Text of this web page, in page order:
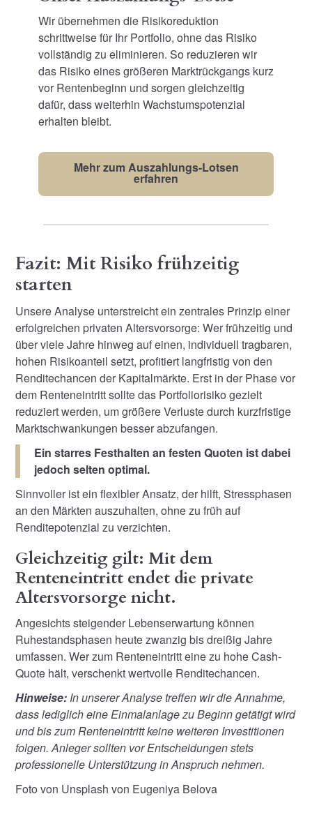
Wir übernehmen die Risikoreduktion
schrittweise für Ihr Portfolio, ohne das Risiko
vollständig zu eliminieren. So reduzieren wir
das Risiko eines größeren Marktrückgangs kurz
vor Rentenbeginn und sorgen gleichzeitig
dafür, dass weiterhin Wachstumspotenzial
erhalten bleibt.
Mehr zum Auszahlungs-Lotsen
erfahren
Fazit: Mit Risiko frühzeitig
starten
Unsere Analyse unterstreicht ein zentrales Prinzip einer
erfolgreichen privaten Altersvorsorge: Wer frühzeitig und
über viele Jahre hinweg auf einen, individuell tragbaren,
hohen Risikoanteil setzt, profitiert langfristig von den
Renditechancen der Kapitalmärkte. Erst in der Phase vor
dem Renteneintritt sollte das Portfoliorisiko gezielt
reduziert werden, um größere Verluste durch kurzfristige
Marktschwankungen besser abzufangen.
Ein starres Festhalten an festen Quoten ist dabei
jedoch selten optimal.
Sinnvoller ist ein flexibler Ansatz, der hilft, Stressphasen
an den Märkten auszuhalten, ohne zu früh auf
Renditepotenzial zu verzichten.
Gleichzeitig gilt: Mit dem
Renteneintritt endet die private
Altersvorsorge nicht.
Angesichts steigender Lebenserwartung können
Ruhestandsphasen heute zwanzig bis dreißig Jahre
umfassen. Wer zum Renteneintritt eine zu hohe Cash-
Quote hält, verschenkt wertvolle Renditechancen.
Hinweise: In unserer Analyse treffen wir die Annahme,
dass lediglich eine Einmalanlage zu Beginn getätigt wird
und bis zum Renteneintritt keine weiteren Investitionen
folgen. Anleger sollten vor Entscheidungen stets
professionelle Unterstützung in Anspruch nehmen.
Foto von Unsplash von Eugeniya Belova